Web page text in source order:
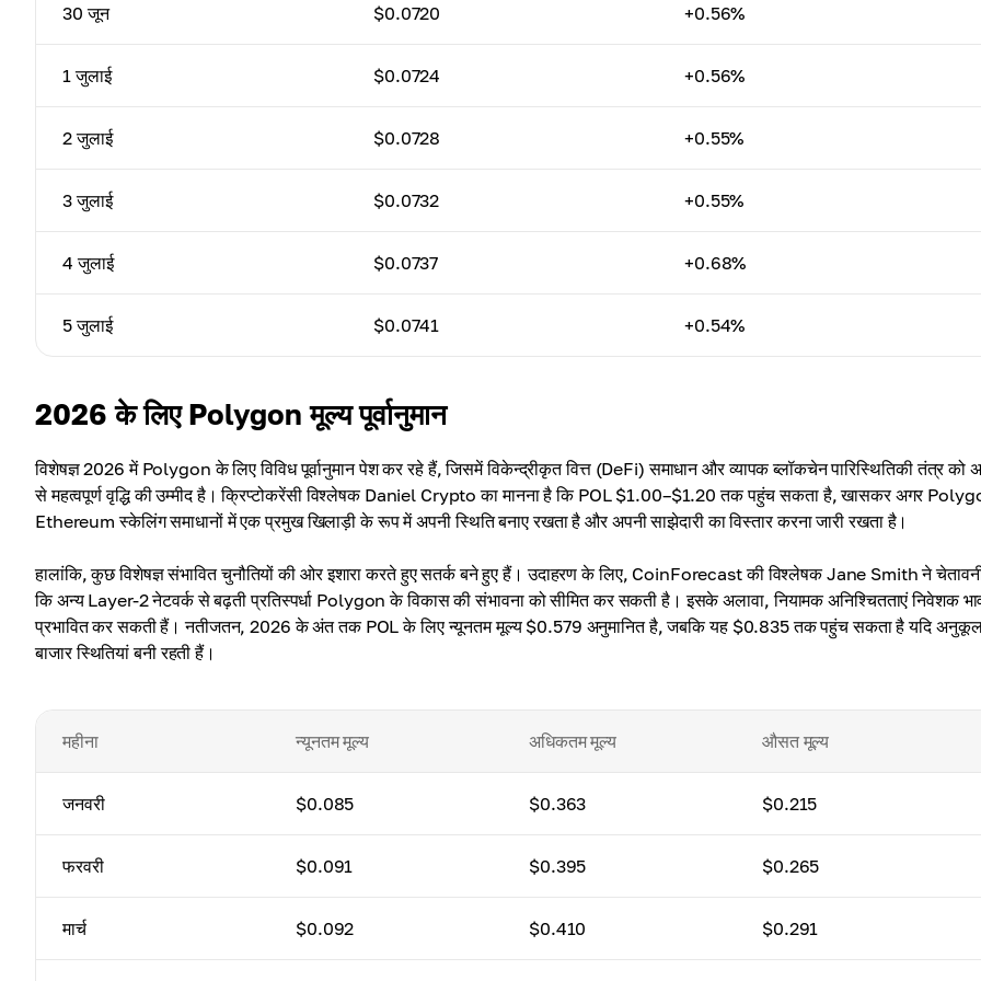
30 जून $0.0720 +0.56%
1 जुलाई $0.0724 +0.56%
2 जुलाई $0.0728 +0.55%
3 जुलाई $0.0732 +0.55%
4 जुलाई $0.0737 +0.68%
5 जुलाई $0.0741 +0.54%
2026 के लिए Polygon मूल्य पूर्वानुमान
विशेषज्ञ 2026 में Polygon के लिए विविध पूर्वानुमान पेश कर रहे हैं, जिसमें विकेन्द्रीकृत वित्त (DeFi) समाधान और व्यापक ब्लॉकचेन पारिस्थितिकी तंत्र को
से महत्वपूर्ण वृद्धि की उम्मीद है। क्रिप्टोकरेंसी विश्लेषक Daniel Crypto का मानना है कि POL $1.00–$1.20 तक पहुंच सकता है, खासकर अगर
Ethereum स्केलिंग समाधानों में एक प्रमुख खिलाड़ी के रूप में अपनी स्थिति बनाए रखता है और अपनी साझेदारी का विस्तार करना जारी रखता है।
हालांकि, कुछ विशेषज्ञ संभावित चुनौतियों की ओर इशारा करते हुए सतर्क बने हुए हैं। उदाहरण के लिए, CoinForecast की विश्लेषक Jane Smith ने
कि अन्य Layer-2 नेटवर्क से बढ़ती प्रतिस्पर्धा Polygon के विकास की संभावना को सीमित कर सकती है। इसके अलावा, नियामक अनिश्चितताएं निवेशक
प्रभावित कर सकती हैं। नतीजतन, 2026 के अंत तक POL के लिए न्यूनतम मूल्य $0.579 अनुमानित है, जबकि यह $0.835 तक पहुंच सकता है यदि
बाजार स्थितियां बनी रहती हैं।
महीना न्यूनतम मूल्य अधिकतम मूल्य औसत मूल्य
जनवरी $0.085 $0.363 $0.215
फरवरी $0.091 $0.395 $0.265
मार्च $0.092 $0.410 $0.291